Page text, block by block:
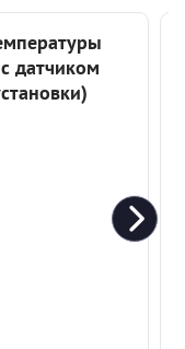
датчиком